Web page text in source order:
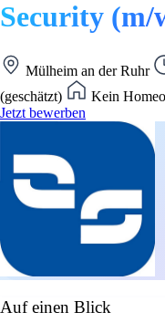
Security (m/
Mülheim an der Ruhr
(geschätzt)
Kein
Jetzt bewerben
Auf einen Blick